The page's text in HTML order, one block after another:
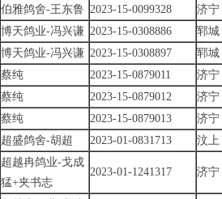
伯雅鸽舍-王东鲁 2023-15-0099328
济宁
博天鸽业-冯兴谦 2023-15-0308886
郓城
博天鸽业-冯兴谦 2023-15-0308897
郓城
蔡纯 2023-15-0879011
济宁
蔡纯 2023-15-0879012
济宁
蔡纯 2023-15-0879013
济宁
超盛鸽舍-胡超 2023-01-0831713 汶上
超越冉鸽业-戈成
猛+夹书志
2023-01-1241317 济宁